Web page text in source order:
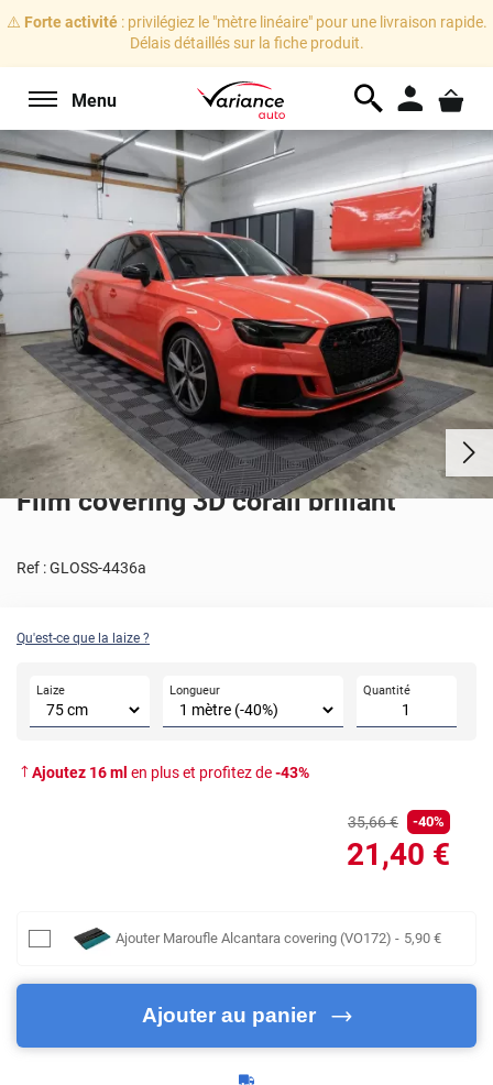
⚠️ Forte activité: privilégiez le "mètre linéaire" pour une livraison rapide.
Délais détaillés sur la fiche produit.
Menu
Film covering 3D corail brillant
Ref :GLOSS-4436a
Qu'est-ce que la laize ?
Laize Longueur Quantité
Ajoutez 16ml en plus et profitez de-43%
35,66€ -40%
21 ,40 €
Ajouter Maroufle Alcantara covering (VO172) - 5,90 €
Ajouter au panier